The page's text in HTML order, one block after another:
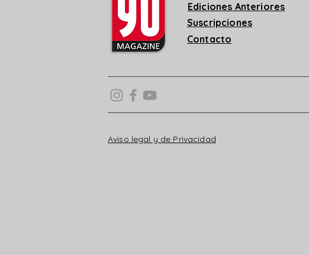
Ediciones Anteriores
Suscripciones
Contacto
Aviso legal y de Privacidad